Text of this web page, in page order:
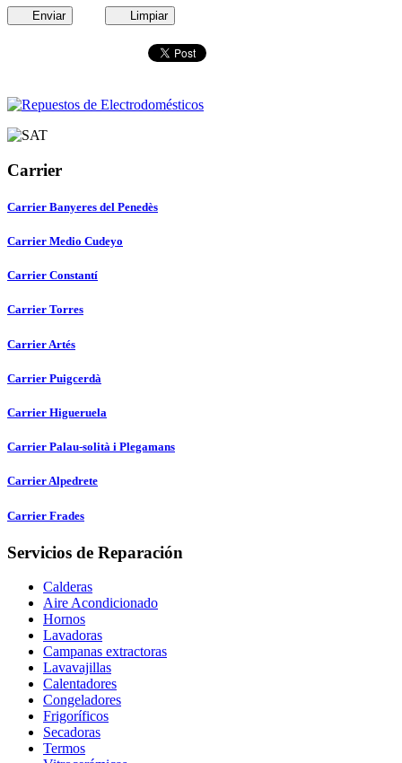
Enviar Limpiar
Carrier
Carrier Banyeres del Penedès
Carrier Medio Cudeyo
Carrier Constantí
Carrier Torres
Carrier Artés
Carrier Puigcerdà
Carrier Higueruela
Carrier Palau-solità i Plegamans
Carrier Alpedrete
Carrier Frades
Servicios de Reparación
Calderas
Aire Acondicionado
Hornos
Lavadoras
Campanas extractoras
Lavavajillas
Calentadores
Congeladores
Frigoríficos
Secadoras
Termos